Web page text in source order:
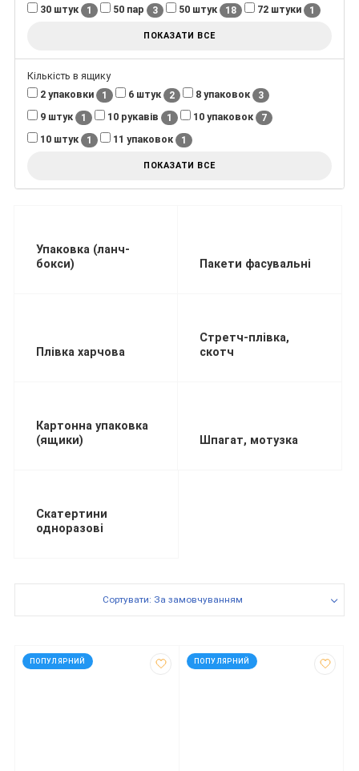
30 штук 1 50 пар 3 50 штук 18 72 штуки 1
ПОКАЗАТИ ВСЕ
Кількість в ящику
2 упаковки
1 6 штук 2 8 упаковок 3
9 штук 1 10 рукавів 1 10 упаковок 7
10 штук 1 11 упаковок 1
ПОКАЗАТИ ВСЕ
Упаковка (ланч-
бокси)
Пакети фасувальні
Плівка харчова
Стретч-плівка,
скотч
Картонна упаковка
(ящики)
Шпагат, мотузка
Скатертини
одноразові
Сортувати: За замовчуванням
ПОПУЛЯРНИЙ
код: 936011 ПОПУЛЯРНИЙ
код: 999355